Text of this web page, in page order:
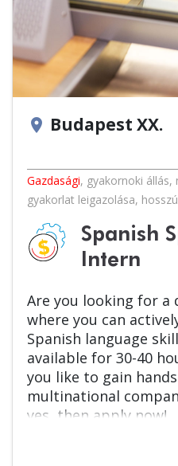
location_on Budapest XX.
Gazdasági, gyakornoki állás,
gyakorlat leigazolása,
Spanish
Intern
Are you looking for a
where you can
Spanish language
available for 30-40
you like to gain
multinational
yes, then apply now!